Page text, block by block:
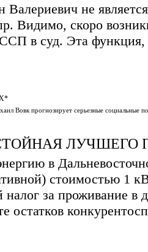
Валериевич не
Видимо, скоро
в суд. Эта функция,
Вовк прогнозирует серьезные социальные
ЛУЧШЕГО
в
стоимостью 1
налог за проживание
остатков